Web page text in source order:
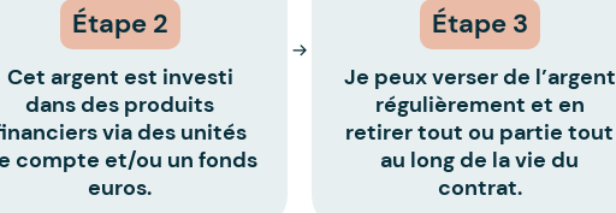
Étape 2
Cet argent est investi
dans des produits
via des unités
compte et/ou un fonds
euros.
Étape 3
Je peux verser de l’argent
régulièrement et en
retirer tout ou partie tout
au long de la vie du
contrat.